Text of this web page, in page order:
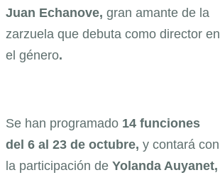
Juan Echanove, gran amante de la
zarzuela que debuta como director en
el género.
Se han programado 14 funciones
del 6 al 23 de octubre, y contará con
la participación de Yolanda Auyanet,